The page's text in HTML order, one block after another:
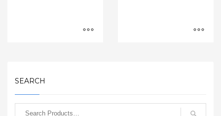
SEARCH